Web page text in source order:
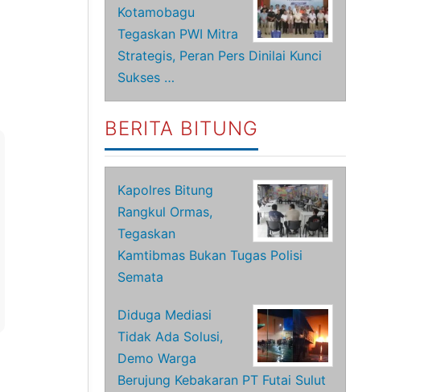
Kotamobagu
Tegaskan PWI Mitra
Strategis, Peran Pers Dinilai Kunci
Sukses …
BERITA BITUNG
Kapolres Bitung
Rangkul Ormas,
Tegaskan
Kamtibmas Bukan Tugas Polisi
Semata
Diduga Mediasi
Tidak Ada Solusi,
Demo Warga
Berujung Kebakaran PT Futai Sulut